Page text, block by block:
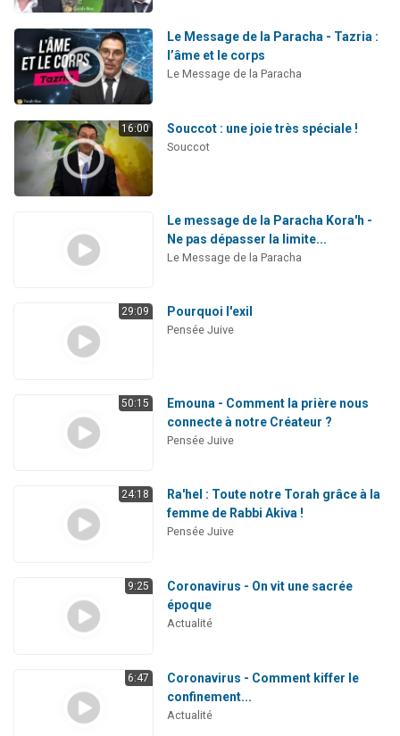
Le Message de la Paracha - Tazria :
l’âme et le corps
Le Message de la Paracha
16:00 Souccot : une joie très spéciale !
Souccot
Le message de la Paracha Kora'h -
Ne pas dépasser la limite...
Le Message de la Paracha
29:09 Pourquoi l'exil
Pensée Juive
50:15
Emouna - Comment la prière nous
connecte à notre Créateur ?
Pensée Juive
24:18
Ra'hel : Toute notre Torah grâce à la
femme de Rabbi Akiva !
Pensée Juive
9:25
Coronavirus - On vit une sacrée
époque
Actualité
6:47
Coronavirus - Comment kiffer le
confinement...
Actualité